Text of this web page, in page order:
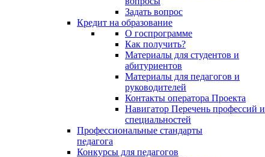
Задать вопрос
Кредит на образование
О госпрограмме
Как получить?
Материалы для студентов и
абитуриентов
Материалы для педагогов и
руководителей
Контакты оператора Проекта
Навигатор Перечень профессий и
специальностей
Профессиональные стандарты
педагога
Конкурсы для педагогов